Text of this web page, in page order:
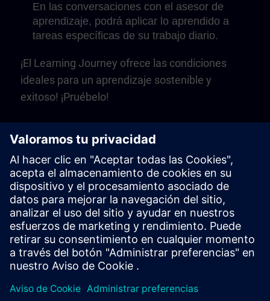
En las conversaciones con el asesor de
aprendizaje, podrá aplicar lo aprendido a
tareas específicas de su trabajo diario.
¡El Learning Journey ofrece las condiciones
ideales para un aprendizaje sostenible y
exitoso! ¡Pruébelo!
Play
Video